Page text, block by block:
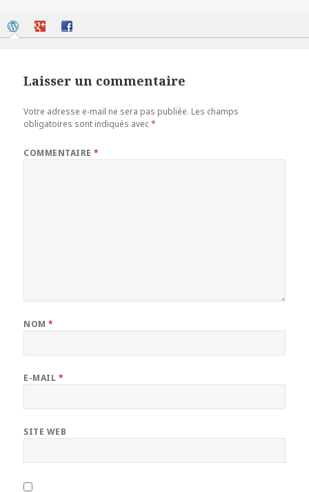
Laisser un commentaire
Votre adresse e-mail ne sera pas publiée. Les champs
obligatoires sont indiqués avec*
COMMENTAIRE*
NOM*
E-MAIL *
SITE WEB